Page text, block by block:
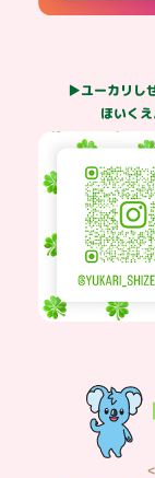
▶ユーカリし
ほいく